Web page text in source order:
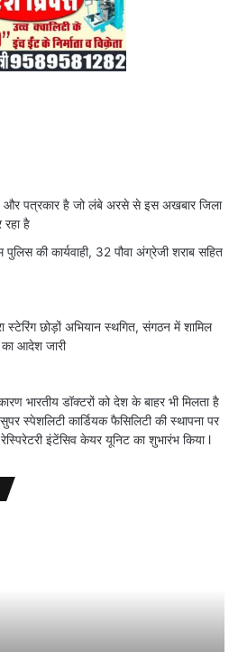
और पत्रकार है जो लंबे अरसे से इस अखबार जिला
रहा है
की कार्यवाही, 32 पौवा अंग्रेजी शराब सहित
स्टेरिंग छोड़ों अभियान स्थगित, संगठन में शामिल
का आदेश जारी
भारतीय डॉक्टरों को देश के बाहर भी मिलता है
स्पेशलिटी कार्डियक फैसिलिटी की स्थापना पर
इंटेंसिव केयर यूनिट का शुभारंभ किया l